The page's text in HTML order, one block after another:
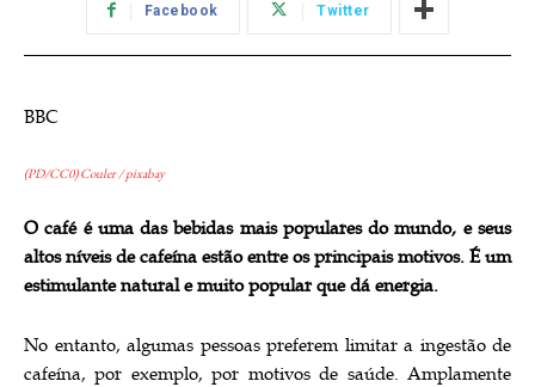
Facebook Twitter
BBC
(PD/CC0) Couler / pixabay
O café é uma das bebidas mais populares do mundo, e seus
altos níveis de cafeína estão entre os principais motivos. É um
estimulante natural e muito popular que dá energia.
No entanto, algumas pessoas preferem limitar a ingestão de
cafeína, por exemplo, por motivos de saúde. Amplamente